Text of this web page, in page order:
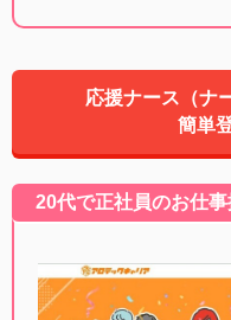
応援ナース（ナ
簡単
20代で正社員のお仕事